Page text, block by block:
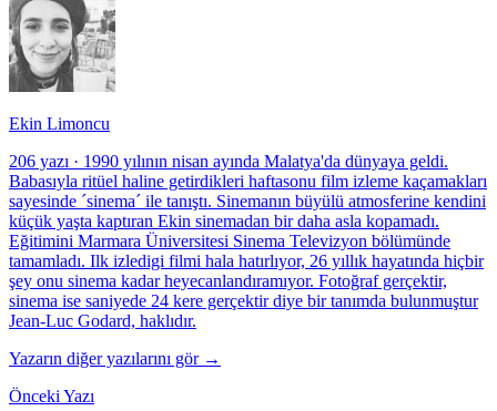
Ekin Limoncu
206 yazı · 1990 yılının nisan ayında Malatya'da dünyaya geldi.
Babasıyla ritüel haline getirdikleri haftasonu film izleme kaçamakları
sayesinde ´sinema´ ile tanıştı. Sinemanın büyülü atmosferine kendini
küçük yaşta kaptıran Ekin sinemadan bir daha asla kopamadı.
Eğitimini Marmara Üniversitesi Sinema Televizyon bölümünde
tamamladı. Ilk izledigi filmi hala hatırlıyor, 26 yıllık hayatında hiçbir
şey onu sinema kadar heyecanlandıramıyor. Fotoğraf gerçektir,
sinema ise saniyede 24 kere gerçektir diye bir tanımda bulunmuştur
Jean-Luc Godard, haklıdır.
Yazarın diğer yazılarını gör →
Önceki Yazı